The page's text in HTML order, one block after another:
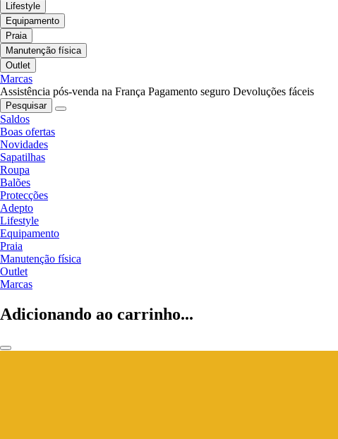
Lifestyle
Equipamento
Praia
Manutenção física
Outlet
Marcas
Assistência pós-venda na França Pagamento seguro Devoluções fáceis
Pesquisar
Saldos
Boas ofertas
Novidades
Sapatilhas
Roupa
Balões
Protecções
Adepto
Lifestyle
Equipamento
Praia
Manutenção física
Outlet
Marcas
Adicionando ao carrinho...